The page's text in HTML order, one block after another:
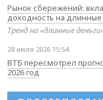
Рынок сбережений:
доходность на длинные
Тренд на «длинные
28 июля 2026 15:54
ВТБ пересмотрел
2026 год